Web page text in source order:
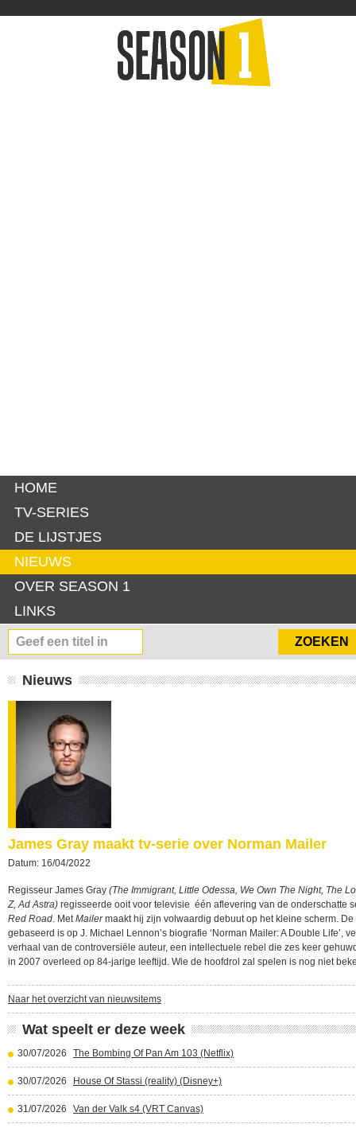
HOME
TV-SERIES
DE LIJSTJES
NIEUWS
OVER SEASON 1
LINKS
Nieuws
James Gray maakt tv-serie over Norman Mailer
Datum: 16/04/2022
Regisseur James Gray (The Immigrant, Little Odessa, We Own The Night, The
Z, Ad Astra) regisseerde ooit voor televisie één aflevering van de onderschatte
Red Road. MetMailermaakt hij zijn volwaardig debuut op het kleine scherm. De
gebaseerd is op J. Michael Lennon’s biografie ‘Norman Mailer: A Double Life’,
verhaal van de controversiële auteur, een intellectuele rebel die zes keer
in 2007 overleed op 84-jarige leeftijd. Wie de hoofdrol zal spelen is nog niet
Naar het overzicht van nieuwsitems
Wat speelt er deze week
30/07/2026 The Bombing Of Pan Am 103 (Netflix)
30/07/2026 House Of Stassi (reality) (Disney+)
31/07/2026 Van der Valk s4 (VRT Canvas)